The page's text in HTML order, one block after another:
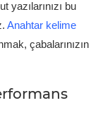
bu
Anahtar kelime
çabalarınızın